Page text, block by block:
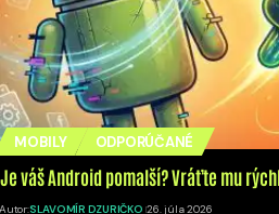
MOBILY ODPORÚČANÉ
Je váš Android pomalší? Vráťte mu
Autor:SLAVOMÍR DZURIČKO 26. júla 2026